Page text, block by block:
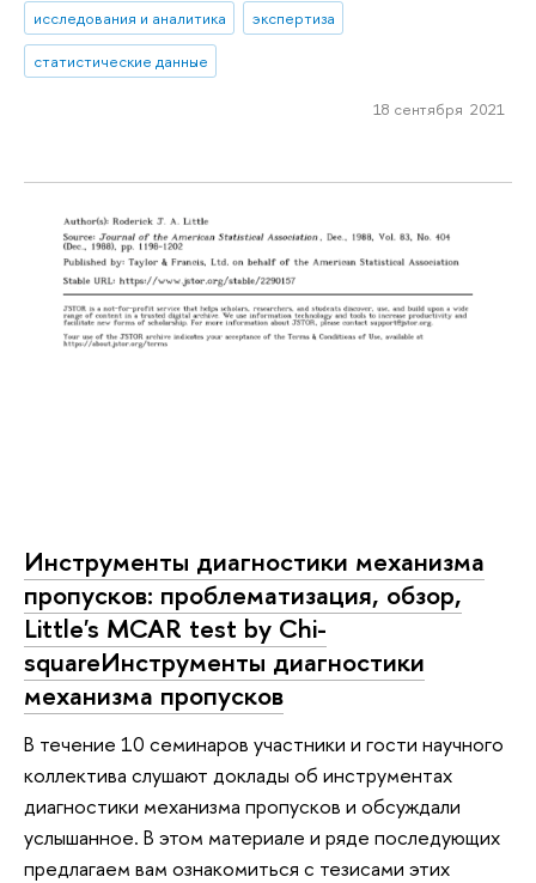
исследования и аналитика
экспертиза
статистические данные
18 сентября 2021
Инструменты диагностики механизма
пропусков: проблематизация, обзор,
Little's MCAR test by Chi-
squareИнструменты диагностики
механизма пропусков
В течение 10 семинаров участники и гости научного
коллектива слушают доклады об инструментах
диагностики механизма пропусков и обсуждали
услышанное. В этом материале и ряде последующих
предлагаем вам ознакомиться с тезисами этих